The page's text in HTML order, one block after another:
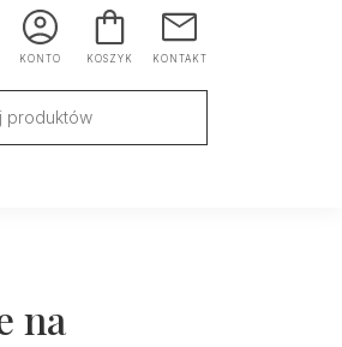
KONTO KOSZYK KONTAKT
na